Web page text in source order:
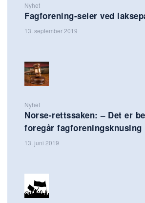
Nyhet
Fagforening-seier ved
13. september 2019
Nyhet
Norse-rettssaken: – Det er
foregår fagforeningsknusing
13. juni 2019